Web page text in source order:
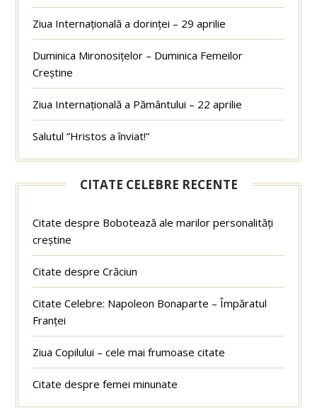
Ziua Internațională a dorinței – 29 aprilie
Duminica Mironosițelor – Duminica Femeilor
Creștine
Ziua Internațională a Pământului – 22 aprilie
Salutul ”Hristos a înviat!”
CITATE CELEBRE RECENTE
Citate despre Bobotează ale marilor personalități
creștine
Citate despre Crăciun
Citate Celebre: Napoleon Bonaparte – Împăratul
Franței
Ziua Copilului – cele mai frumoase citate
Citate despre femei minunate